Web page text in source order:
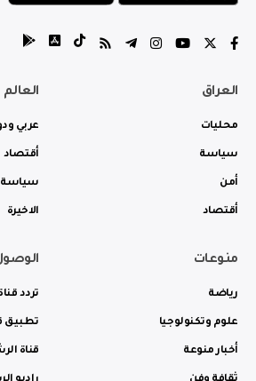
العراق
محليات
سياسة
أمن
أقتصاد
العالم
عربي
أقتصاد
سياسة
الاخيرة
منوعات
رياضة
علوم وتكنولوجيا
أخبار منوعة
تردد
تطبيق
قناة